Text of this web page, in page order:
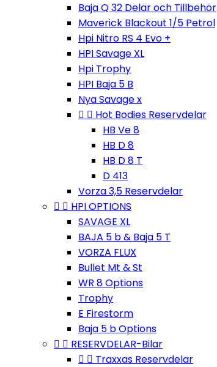
Baja Q 32 Delar och Tillbehör
Maverick Blackout 1/5 Petrol
Hpi Nitro RS 4 Evo +
HPI Savage XL
Hpi Trophy
HPI Baja 5 B
Nya Savage x
  Hot Bodies Reservdelar
HB Ve 8
HB D 8
HB D 8 T
D 413
Vorza 3,5 Reservdelar
  HPI OPTIONS
SAVAGE XL
BAJA 5 b & Baja 5 T
VORZA FLUX
Bullet Mt & St
WR 8 Options
Trophy
E Firestorm
Baja 5 b Options
  RESERVDELAR-Bilar
  Traxxas Reservdelar